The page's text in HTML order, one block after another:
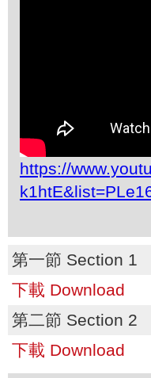
https://
第一節 Section 1
下載 Download
第二節 Section 2
下載 Download